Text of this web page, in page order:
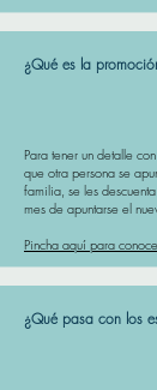
¿Qué es la
Para tener un detalle
que otra persona se
familia, se les
mes de apuntarse el
Pincha aquí para
¿Qué pasa con los